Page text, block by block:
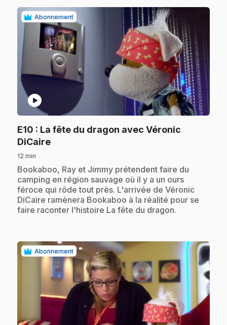
Abonnement
play_circle
E10 : La fête du dragon avec Véronic
DiCaire.
12 min
.Bookaboo, Ray et Jimmy prétendent faire du
camping en région sauvage où il y a un ours
féroce qui rôde tout près. L'arrivée de Véronic
DiCaire ramènera Bookaboo à la réalité pour se
faire raconter l'histoire La fête du dragon.
Abonnement